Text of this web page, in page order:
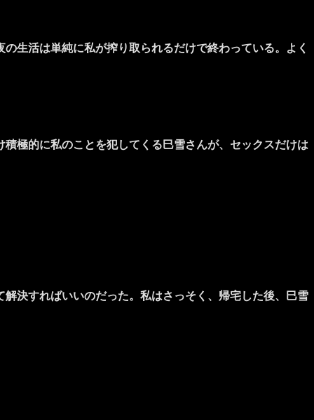
生活は単純に私が搾り取られるだけで終わっている。よく
極的に私のことを犯してくる巳雪さんが、セックスだけは
決すればいいのだった。私はさっそく、帰宅した後、巳雪